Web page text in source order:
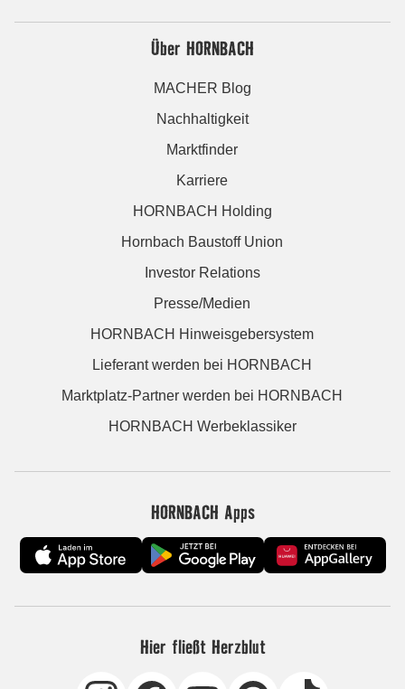
Über HORNBACH
MACHER Blog
Nachhaltigkeit
Marktfinder
Karriere
HORNBACH Holding
Hornbach Baustoff Union
Investor Relations
Presse/Medien
HORNBACH Hinweisgebersystem
Lieferant werden bei HORNBACH
Marktplatz-Partner werden bei HORNBACH
HORNBACH Werbeklassiker
HORNBACH Apps
Hier fließt Herzblut